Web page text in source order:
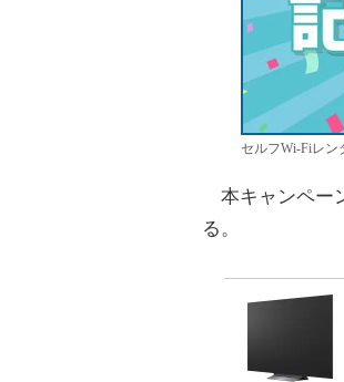
セルフWi-Fiレン
本キャンペー
る。